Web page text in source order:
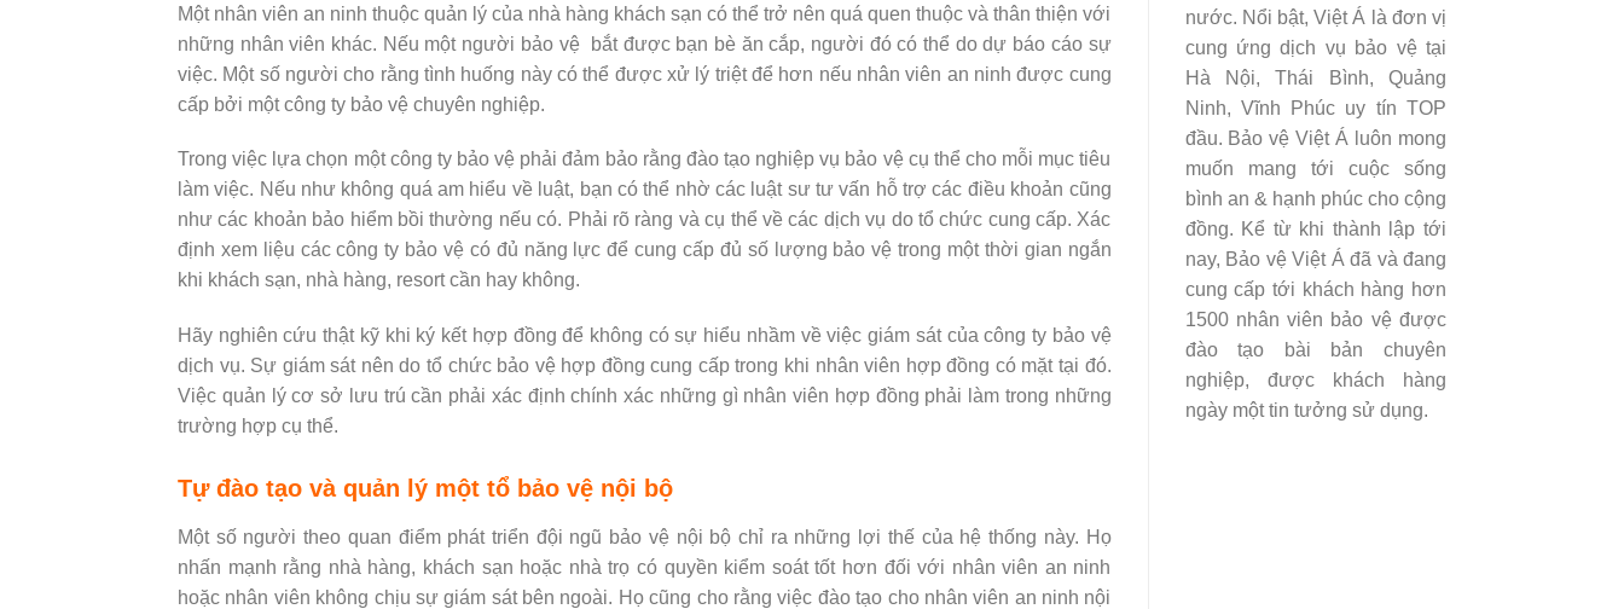
Một nhân viên an ninh thuộc quản lý của nhà hàng khách sạn có thể trở nên quá quen thuộc và thân thiện với
những nhân viên khác. Nếu một người bảo vệ bắt được bạn bè ăn cắp, người đó có thể do dự báo cáo sự
việc. Một số người cho rằng tình huống này có thể được xử lý triệt để hơn nếu nhân viên an ninh được cung
cấp bởi một công ty bảo vệ chuyên nghiệp.
Trong việc lựa chọn một công ty bảo vệ phải đảm bảo rằng đào tạo nghiệp vụ bảo vệ cụ thể cho mỗi mục tiêu
làm việc. Nếu như không quá am hiểu về luật, bạn có thể nhờ các luật sư tư vấn hỗ trợ các điều khoản cũng
như các khoản bảo hiểm bồi thường nếu có. Phải rõ ràng và cụ thể về các dịch vụ do tổ chức cung cấp. Xác
định xem liệu các công ty bảo vệ có đủ năng lực để cung cấp đủ số lượng bảo vệ trong một thời gian ngắn
khi khách sạn, nhà hàng, resort cần hay không.
Hãy nghiên cứu thật kỹ khi ký kết hợp đồng để không có sự hiểu nhầm về việc giám sát của công ty bảo vệ
dịch vụ. Sự giám sát nên do tổ chức bảo vệ hợp đồng cung cấp trong khi nhân viên hợp đồng có mặt tại đó.
Việc quản lý cơ sở lưu trú cần phải xác định chính xác những gì nhân viên hợp đồng phải làm trong những
trường hợp cụ thể.
Tự đào tạo và quản lý một tổ bảo vệ nội bộ
Một số người theo quan điểm phát triển đội ngũ bảo vệ nội bộ chỉ ra những lợi thế của hệ thống này. Họ
nhấn mạnh rằng nhà hàng, khách sạn hoặc nhà trọ có quyền kiểm soát tốt hơn đối với nhân viên an ninh
hoặc nhân viên không chịu sự giám sát bên ngoài. Họ cũng cho rằng việc đào tạo cho nhân viên an ninh nội
nước. Nổi bật, Việt Á là đơn vị
cung ứng dịch vụ bảo vệ tại
Hà Nội, Thái Bình, Quảng
Ninh, Vĩnh Phúc uy tín TOP
đầu. Bảo vệ Việt Á luôn mong
muốn mang tới cuộc sống
bình an & hạnh phúc cho cộng
đồng. Kể từ khi thành lập tới
nay, Bảo vệ Việt Á đã và đang
cung cấp tới khách hàng hơn
1500 nhân viên bảo vệ được
đào tạo bài bản chuyên
nghiệp, được khách hàng
ngày một tin tưởng sử dụng.